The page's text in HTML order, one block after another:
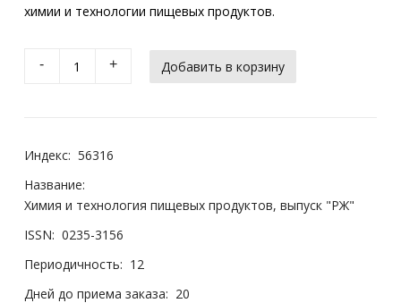
химии и технологии пищевых продуктов.
- +
Индекс: 56316
Название:
Химия и технология пищевых продуктов, выпуск "РЖ"
ISSN: 0235-3156
Периодичность: 12
Дней до приема заказа: 20